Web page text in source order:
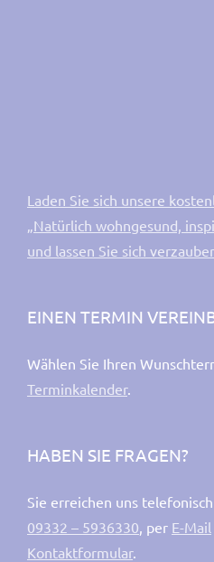
Laden Sie sich unsere
„Natürlich wohngesund,
und lassen Sie sich
EINEN TERMIN
Wählen Sie Ihren
Terminkalender.
HABEN SIE FRAGEN?
Sie erreichen uns
09332 – 5936330 , per E-Mail
Kontaktformular.